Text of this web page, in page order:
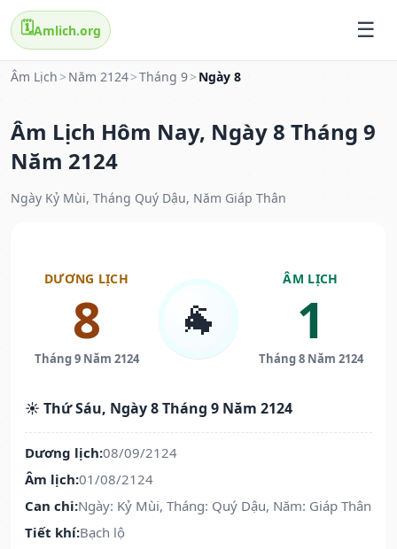
🗓️Amlich.org
Âm Lịch > Năm 2124>Tháng 9> Ngày 8
Âm Lịch Hôm Nay, Ngày 8 Tháng 9
Năm 2124
Ngày Kỷ Mùi, Tháng Quý Dậu, Năm Giáp Thân
DƯƠNG LỊCH
8
Tháng 9 Năm 2124
🐐
ÂM LỊCH
1
Tháng 8 Năm 2124
☀️ Thứ Sáu, Ngày 8 Tháng 9 Năm 2124
Dương lịch:08/09/2124
Âm lịch:01/08/2124
Can chi:Ngày: Kỷ Mùi, Tháng: Quý Dậu, Năm: Giáp Thân
Tiết khí:Bạch lộ